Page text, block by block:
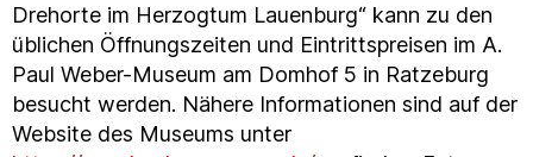
Drehorte im Herzogtum Lauenburg“ kann zu den
üblichen Öffnungszeiten und Eintrittspreisen im A.
Paul Weber-Museum am Domhof 5 in Ratzeburg
besucht werden. Nähere Informationen sind auf der
Website des Museums unter